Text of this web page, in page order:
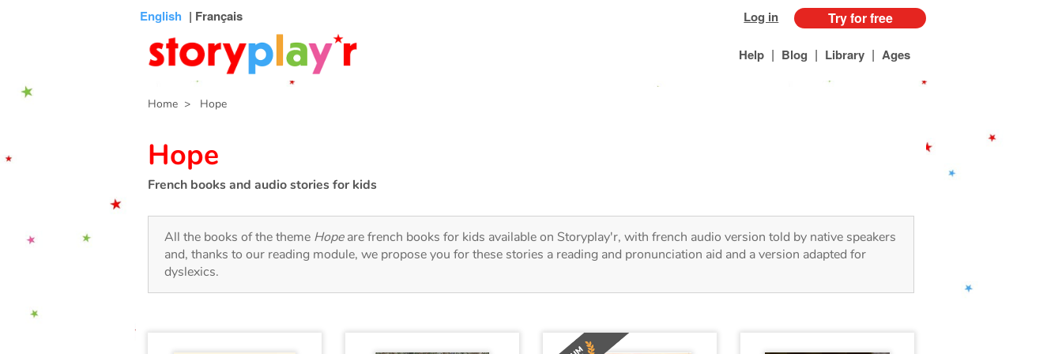
English | Français Log in Try for free
Help | Blog | Library | Ages
Home > Hope
Hope
French books and audio stories for kids
All the books of the theme Hopeare french books for kids available on Storyplay'r, with french audio version told by native speakers
and, thanks to our reading module, we propose you for these stories a reading and pronunciation aid and a version adapted for
dyslexics.